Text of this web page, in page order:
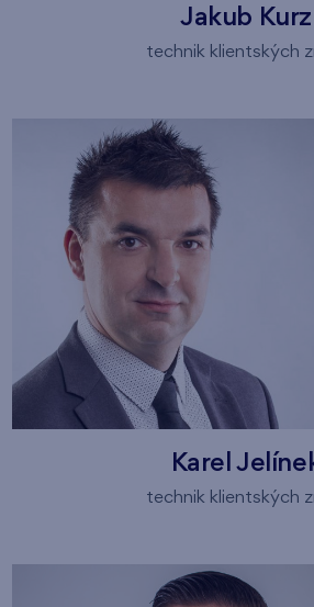
Jakub Kurz
technik klientských
Karel
technik klientských